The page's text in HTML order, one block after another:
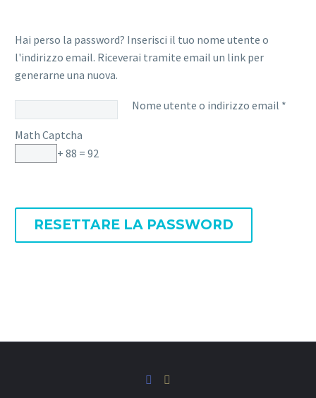
Hai perso la password? Inserisci il tuo nome utente o
l'indirizzo email. Riceverai tramite email un link per
generarne una nuova.
Nome utente o indirizzo email *
Math Captcha
+ 88 = 92
RESETTARE LA PASSWORD